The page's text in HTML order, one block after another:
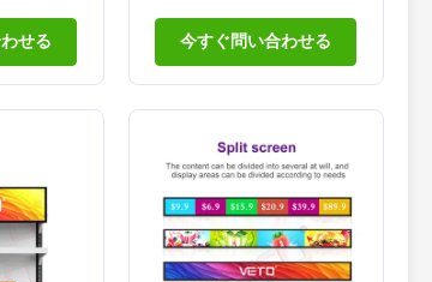
せる 今すぐ問い合わせる